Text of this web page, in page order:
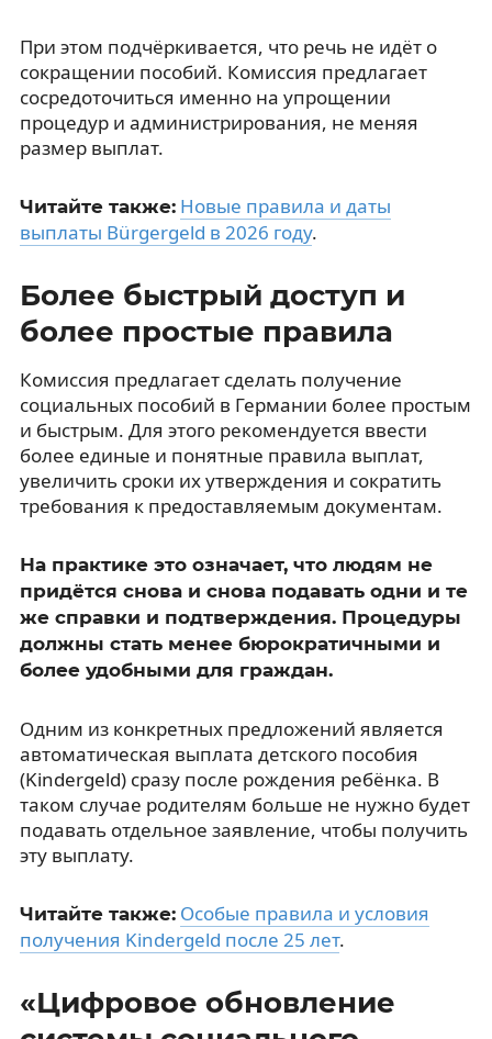
При этом подчёркивается, что речь не идёт о
сокращении пособий. Комиссия предлагает
сосредоточиться именно на упрощении
процедур и администрирования, не меняя
размер выплат.
Читайте также: Новые правила и даты
выплаты Bürgergeld в 2026 году.
Более быстрый доступ и
более простые правила
Комиссия предлагает сделать получение
социальных пособий в Германии более простым
и быстрым. Для этого рекомендуется ввести
более единые и понятные правила выплат,
увеличить сроки их утверждения и сократить
требования к предоставляемым документам.
На практике это означает, что людям не
придётся снова и снова подавать одни и те
же справки и подтверждения. Процедуры
должны стать менее бюрократичными и
более удобными для граждан.
Одним из конкретных предложений является
автоматическая выплата детского пособия
(Kindergeld) сразу после рождения ребёнка. В
таком случае родителям больше не нужно будет
подавать отдельное заявление, чтобы получить
эту выплату.
Читайте также: Особые правила и условия
получения Kindergeld после 25 лет.
«Цифровое обновление